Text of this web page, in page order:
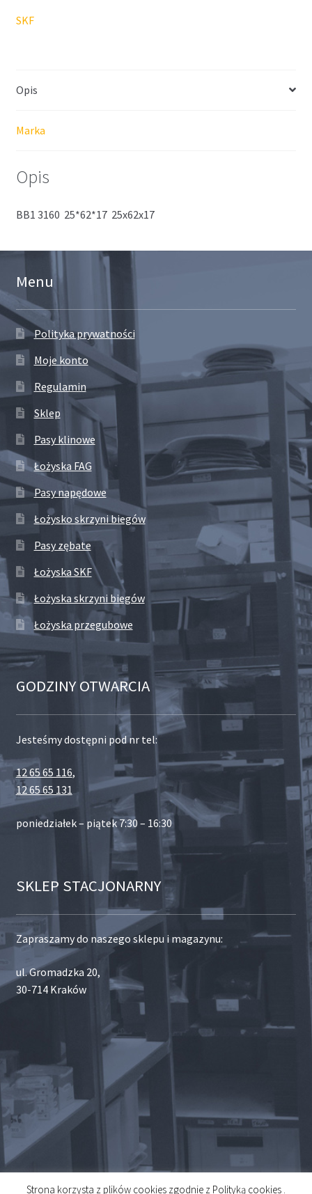
SKF
Opis
Marka
Opis
BB1 3160 25*62*17 25x62x17
Menu
Polityka prywatności
Moje konto
Regulamin
Sklep
Pasy klinowe
Łożyska FAG
Pasy napędowe
Łożysko skrzyni biegów
Pasy zębate
Łożyska SKF
Łożyska skrzyni biegów
Łożyska przegubowe
GODZINY OTWARCIA
Jesteśmy dostępni pod nr tel:
12 65 65 116,
12 65 65 131
poniedziałek – piątek 7:30 – 16:30
SKLEP STACJONARNY
Zapraszamy do naszego sklepu i magazynu:
ul. Gromadzka 20,
30-714 Kraków
Strona korzysta z plików cookies zgodnie z Polityką cookies .